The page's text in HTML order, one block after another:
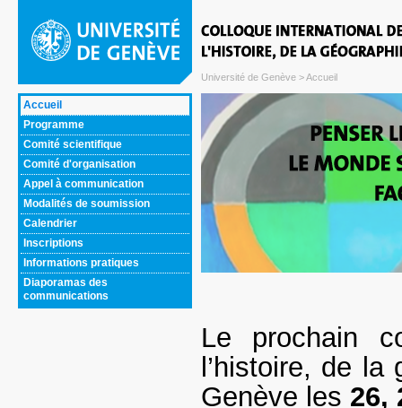
Université de Genève > Accueil
Accueil
Programme
Comité scientifique
Comité d'organisation
Appel à communication
Modalités de soumission
Calendrier
Inscriptions
Informations pratiques
Diaporamas des
communications
Le prochain
l’histoire, de
Genève les 26,